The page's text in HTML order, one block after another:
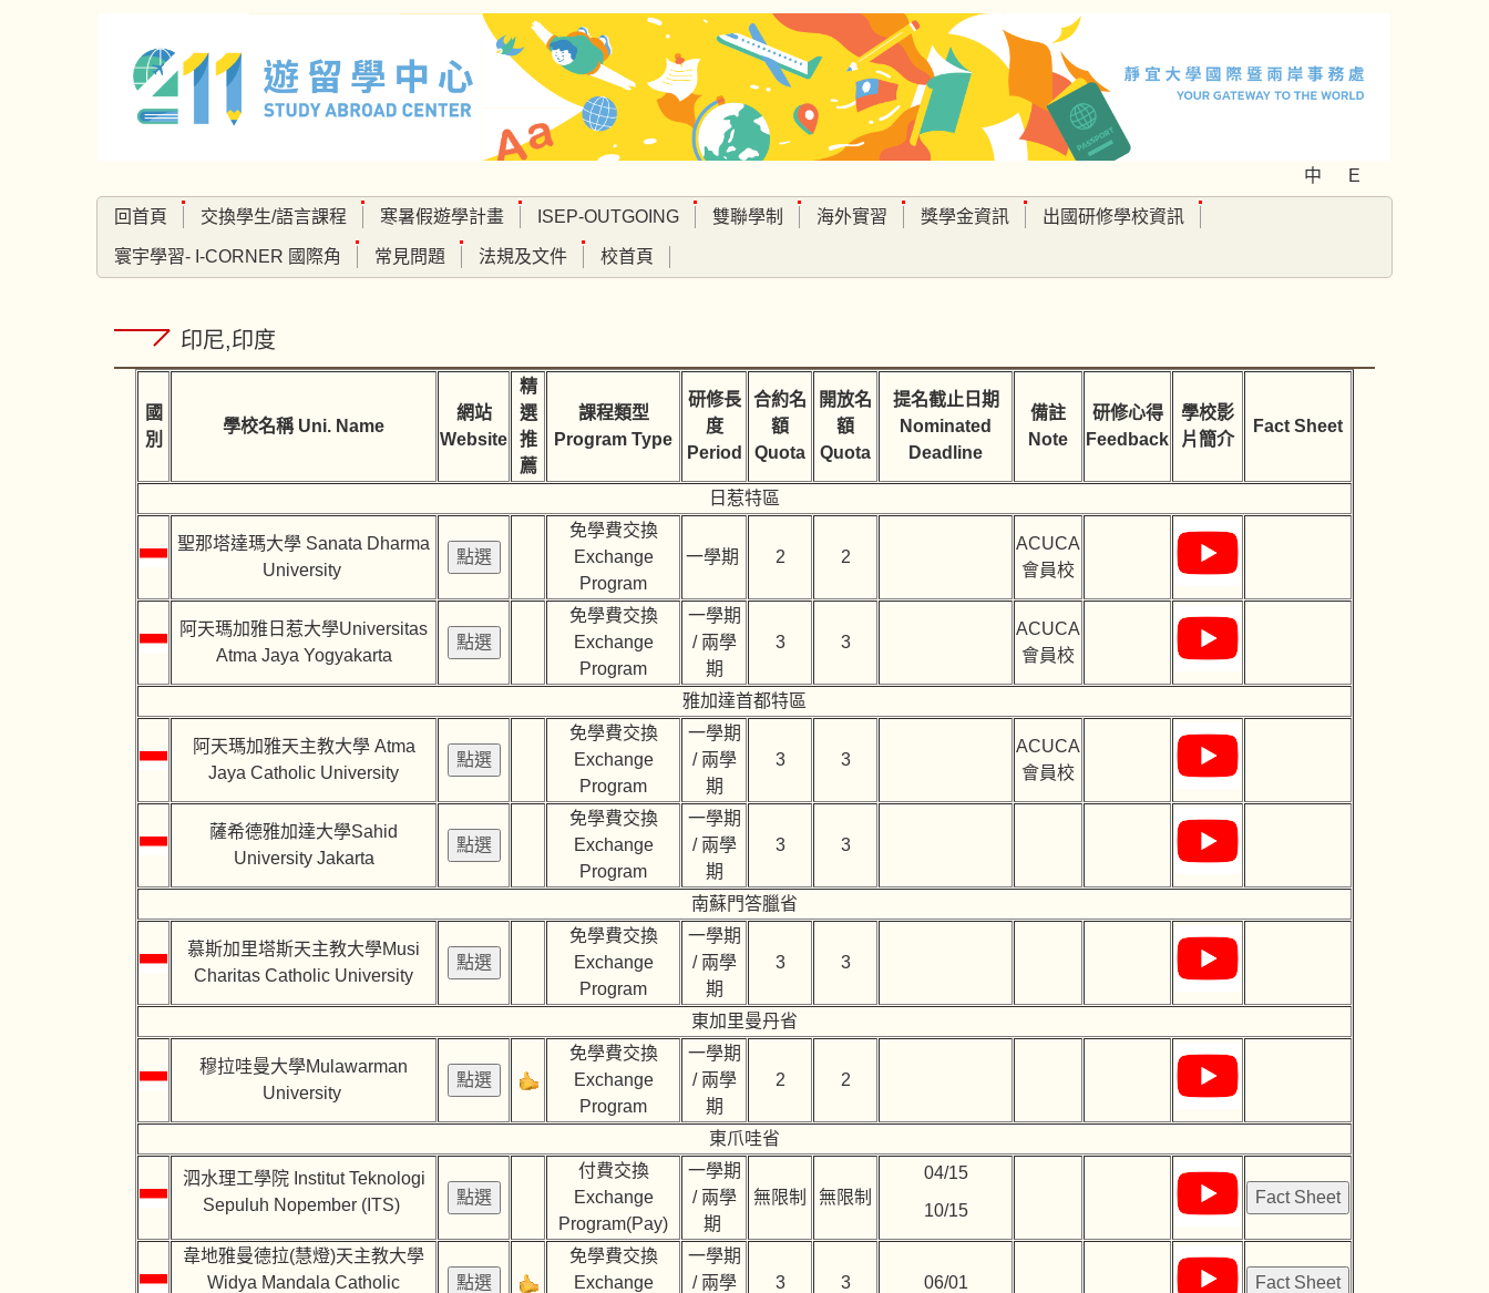
中 E
回首頁 交換學生/語言課程 寒暑假遊學計畫 ISEP-OUTGOING 雙聯學制 海外實習 獎學金資訊 出國研修學校資訊
寰宇學習- I-CORNER 國際角 常見問題 法規及文件 校首頁
印尼,印度
國
別
學校名稱 Uni. Name
網站
Website
精
選
推
薦
課程類型
Program Type
研修長
度
Period
合約名
額
Quota
開放名
額
Quota
提名截止日期
Nominated
Deadline
備註
Note
研修心得
Feedback
學校影
片簡介
Fact Sheet
日惹特區
聖那塔達瑪大學 Sanata Dharma
University
免學費交換
Exchange
Program
一學期 2 2
ACUCA
會員校
阿天瑪加雅日惹大學Universitas
Atma Jaya Yogyakarta
免學費交換
Exchange
Program
一學期
/ 兩學
期
3 3
ACUCA
會員校
雅加達首都特區
阿天瑪加雅天主教大學 Atma
Jaya Catholic University
免學費交換
Exchange
Program
一學期
/ 兩學
期
3 3
ACUCA
會員校
薩希德雅加達大學Sahid
University Jakarta
免學費交換
Exchange
Program
一學期
/ 兩學
期
3 3
南蘇門答臘省
慕斯加里塔斯天主教大學Musi
Charitas Catholic University
免學費交換
Exchange
Program
一學期
/ 兩學
期
3 3
東加里曼丹省
穆拉哇曼大學Mulawarman
University
免學費交換
Exchange
Program
一學期
/ 兩學
期
2 2
東爪哇省
泗水理工學院 Institut Teknologi
Sepuluh Nopember (ITS)
付費交換
Exchange
Program(Pay)
一學期
/ 兩學
期
無限制 無限制
04/15
10/15
韋地雅曼德拉(慧燈)天主教大學
Widya Mandala Catholic
免學費交換
Exchange
一學期
/ 兩學
3 3 06/01